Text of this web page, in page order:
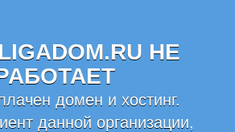
НЕ
домен и хостинг.
данной организации,